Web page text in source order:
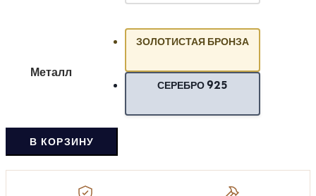
Металл
ЗОЛОТИСТАЯ БРОНЗА
СЕРЕБРО 925
В КОРЗИНУ